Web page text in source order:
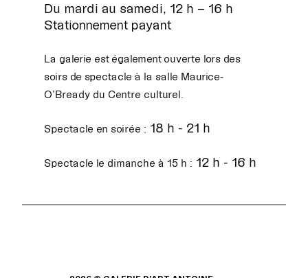
Du mardi au samedi, 12 h – 16 h
Stationnement payant
La galerie est également ouverte lors des
soirs de spectacle à la salle Maurice-
O’Bready du Centre culturel.
Spectacle en soirée : 18 h - 21 h
Spectacle le dimanche à 15 h : 12 h - 16 h